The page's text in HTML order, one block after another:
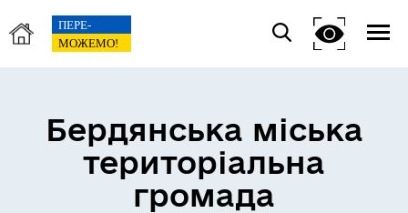
Бердянська міська
територіальна
громада